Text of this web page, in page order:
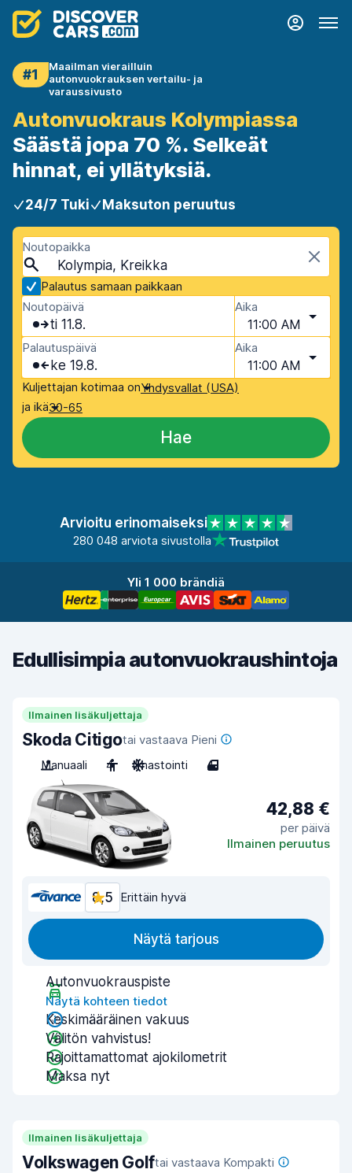
#1
Maailman vierailluin
autonvuokrauksen vertailu- ja
varaussivusto
Autonvuokraus Kolympiassa
Säästä jopa 70 %. Selkeät
hinnat, ei yllätyksiä.
24/7 Tuki Maksuton peruutus
Noutopaikka
Kolympia, Kreikka
Palautus samaan paikkaan
Noutopäivä
ti 11.8.
Aika
11:00 AM
Palautuspäivä
ke 19.8.
Aika
11:00 AM
Kuljettajan kotimaa onYhdysvallat (USA)
ja ikä30-65
Hae
Arvioitu erinomaiseksi
280 048 arviota sivustolla
Yli 1 000 brändiä
Edullisimpia autonvuokraushintoja
Ilmainen lisäkuljettaja
Skoda Citigotai vastaava Pieni
Manuaali
4 Ilmastointi 4
42,88 €
per päivä
Ilmainen peruutus
8,5 Erittäin hyvä
Näytä tarjous
Autonvuokrauspiste
Näytä kohteen tiedot
Keskimääräinen vakuus
Välitön vahvistus!
Rajoittamattomat ajokilometrit
Maksa nyt
Ilmainen lisäkuljettaja
Volkswagen Golftai vastaava Kompakti